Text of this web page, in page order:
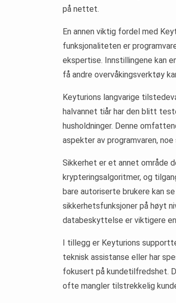
på nettet.
En annen viktig fordel med
funksjonaliteten er
ekspertise. Innstillingene kan
få andre overvåkingsverktøy
Keyturions langvarige
halvannet tiår har den blitt
husholdninger. Denne
aspekter av programvaren,
Sikkerhet er et annet område
krypteringsalgoritmer, og
bare autoriserte brukere kan
sikkerhetsfunksjoner på høyt
databeskyttelse er viktigere
I tillegg er Keyturions
teknisk assistanse eller har
fokusert på kundetilfredshet.
ofte mangler tilstrekkelig